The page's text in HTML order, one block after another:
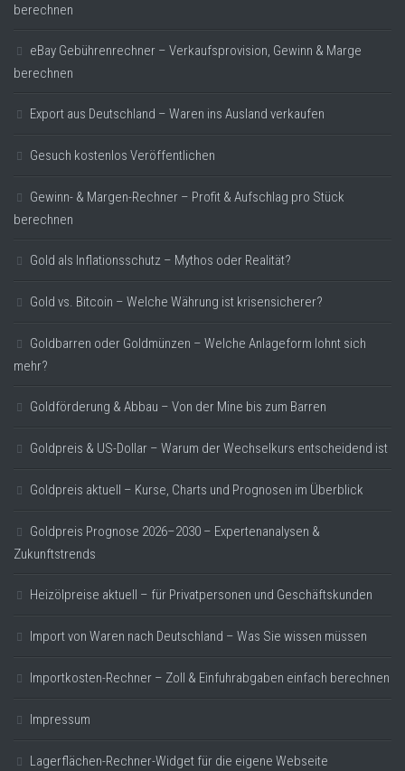
berechnen
eBay Gebührenrechner – Verkaufsprovision, Gewinn & Marge
berechnen
Export aus Deutschland – Waren ins Ausland verkaufen
Gesuch kostenlos Veröffentlichen
Gewinn- & Margen-Rechner – Profit & Aufschlag pro Stück
berechnen
Gold als Inflationsschutz – Mythos oder Realität?
Gold vs. Bitcoin – Welche Währung ist krisensicherer?
Goldbarren oder Goldmünzen – Welche Anlageform lohnt sich
mehr?
Goldförderung & Abbau – Von der Mine bis zum Barren
Goldpreis & US-Dollar – Warum der Wechselkurs entscheidend ist
Goldpreis aktuell – Kurse, Charts und Prognosen im Überblick
Goldpreis Prognose 2026–2030 – Expertenanalysen &
Zukunftstrends
Heizölpreise aktuell – für Privatpersonen und Geschäftskunden
Import von Waren nach Deutschland – Was Sie wissen müssen
Importkosten-Rechner – Zoll & Einfuhrabgaben einfach berechnen
Impressum
Lagerflächen-Rechner-Widget für die eigene Webseite